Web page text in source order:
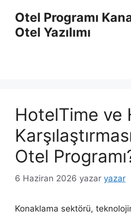
Otel Programı
Otel Yazılımı
HotelTime ve
Otel
6 Haziran 2026 yazar yazar
Konaklama sektörü,